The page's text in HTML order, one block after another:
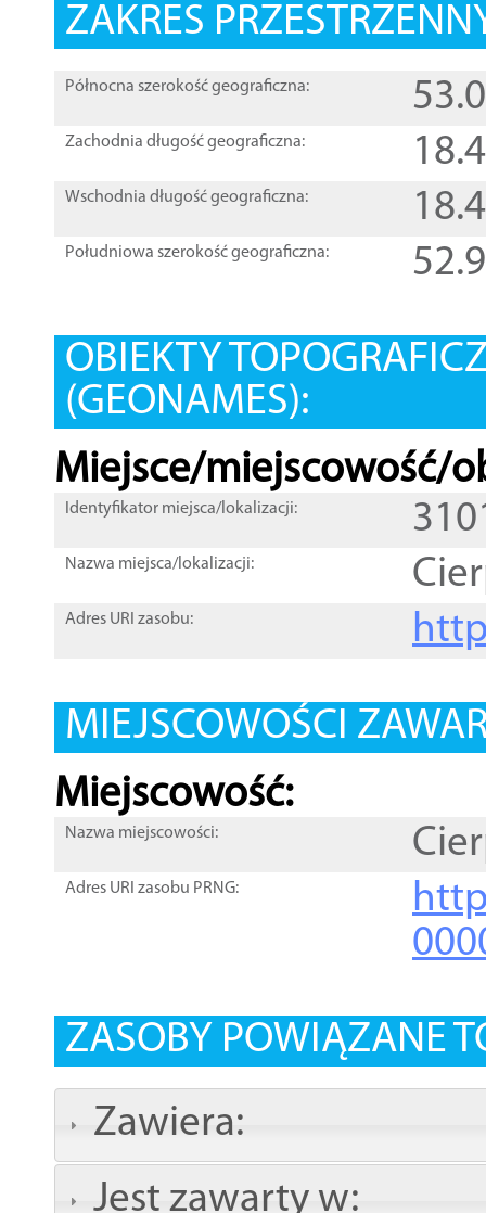
ZAKRES
Północna szerokość geograficzna:
Zachodnia długość geograficzna:
Wschodnia długość geograficzna:
Południowa szerokość geograficzna:
OBIEKTY
(GEONAMES):
Miejsce/miejscowość/
Identyfikator miejsca/lokalizacji:
Nazwa miejsca/lokalizacji:
Adres URI zasobu:
MIEJSCOWOŚCI
Miejscowość:
Nazwa miejscowości:
Adres URI zasobu PRNG:
ZASOBY POWIĄZANE
Zawiera:
Jest zawarty w: